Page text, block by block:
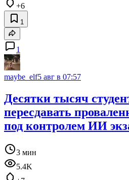
+6
1
1
maybe_elf5 авг в 07:57
Десятки тысяч
пересдавать
под контролем ИИ
3 мин
5.4K